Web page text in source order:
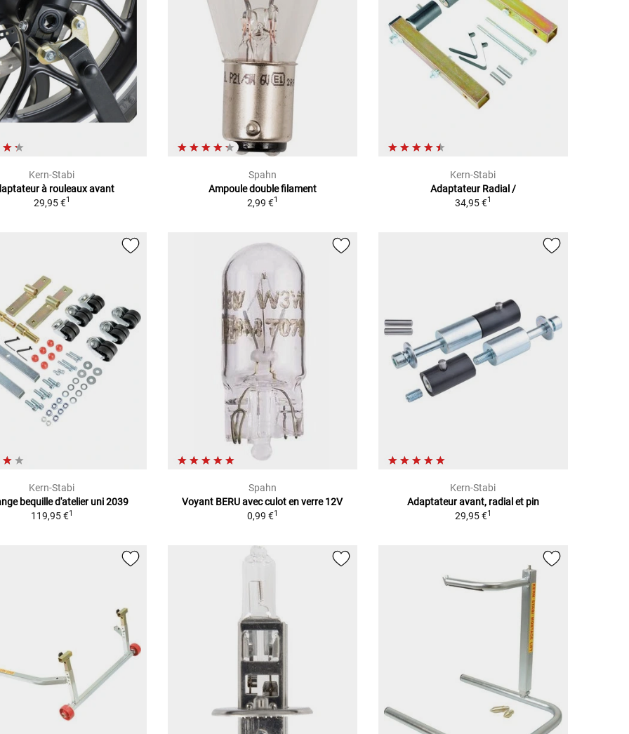
Kern-Stabi
à rouleaux avant
29,95 €1
Spahn
Ampoule double filament
2,99 €1
Kern-Stabi
Adaptateur Radial /
34,95 €1
Kern-Stabi
bequille d'atelier uni 2039
119,95 €1
Spahn
Voyant BERU avec culot en verre 12V
0,99 €1
Kern-Stabi
Adaptateur avant, radial et pin
29,95 €1